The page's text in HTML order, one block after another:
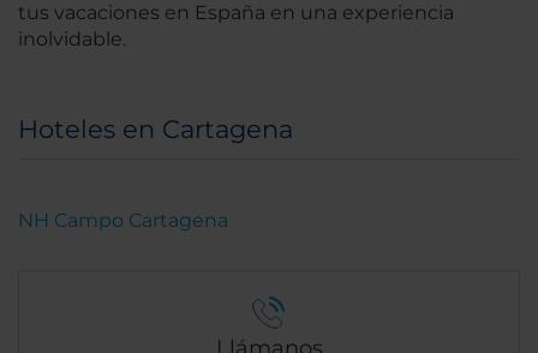
tus vacaciones en España en una experiencia
inolvidable.
Hoteles en Cartagena
NH Campo Cartagena